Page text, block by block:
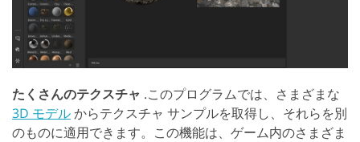
たくさんのテクスチャ .このプログラムでは、さまざまな
3D モデルからテクスチャ サンプルを取得し、それらを別
のものに適用できます。この機能は、ゲーム内のさまざま